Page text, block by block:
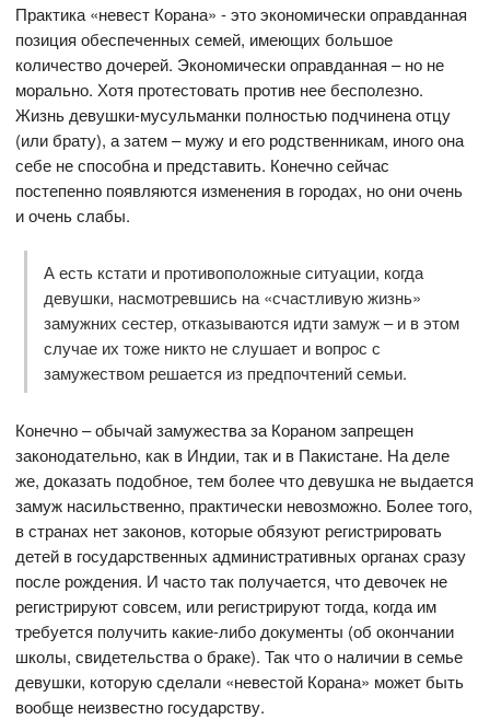
Практика «невест Корана» - это экономически оправданная
позиция обеспеченных семей, имеющих большое
количество дочерей. Экономически оправданная – но не
морально. Хотя протестовать против нее бесполезно.
Жизнь девушки-мусульманки полностью подчинена отцу
(или брату), а затем – мужу и его родственникам, иного она
себе не способна и представить. Конечно сейчас
постепенно появляются изменения в городах, но они очень
и очень слабы.
А есть кстати и противоположные ситуации, когда
девушки, насмотревшись на «счастливую жизнь»
замужних сестер, отказываются идти замуж – и в этом
случае их тоже никто не слушает и вопрос с
замужеством решается из предпочтений семьи.
Конечно – обычай замужества за Кораном запрещен
законодательно, как в Индии, так и в Пакистане. На деле
же, доказать подобное, тем более что девушка не выдается
замуж насильственно, практически невозможно. Более того,
в странах нет законов, которые обязуют регистрировать
детей в государственных административных органах сразу
после рождения. И часто так получается, что девочек не
регистрируют совсем, или регистрируют тогда, когда им
требуется получить какие-либо документы (об окончании
школы, свидетельства о браке). Так что о наличии в семье
девушки, которую сделали «невестой Корана» может быть
вообще неизвестно государству.